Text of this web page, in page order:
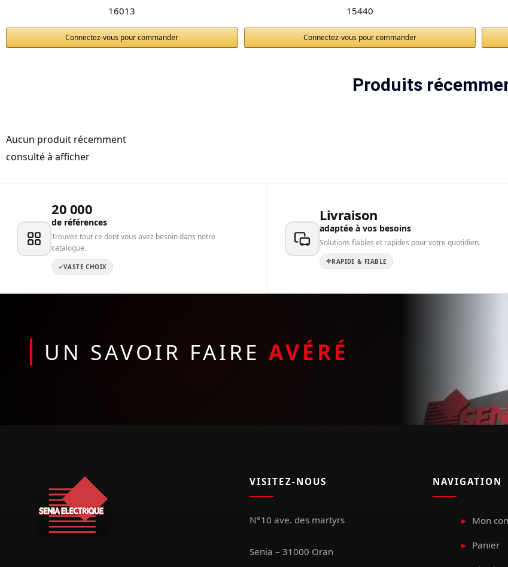
16013
Connectez-vous pour commander
15440
Connectez-vous pour commander
Produits
Aucun produit récemment
consulté à afficher
20 000
de références
Trouvez tout ce dont vous avez besoin dans notre
catalogue.
VASTE CHOIX
Livraison
adaptée à vos besoins
Solutions fiables et rapides pour votre quotidien.
RAPIDE & FIABLE
UN SAVOIR FAIRE AVÉRÉ
VISITEZ-NOUS
N°10 ave. des martyrs
Senia – 31000 Oran
NAVIGATION
Mon
Panier